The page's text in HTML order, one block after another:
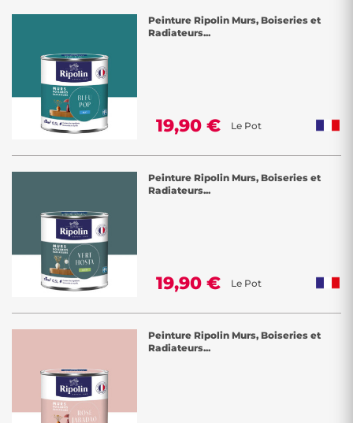
Peinture Ripolin Murs, Boiseries et
Radiateurs...
19,90 € Le Pot
Peinture Ripolin Murs, Boiseries et
Radiateurs...
19,90 € Le Pot
Peinture Ripolin Murs, Boiseries et
Radiateurs...